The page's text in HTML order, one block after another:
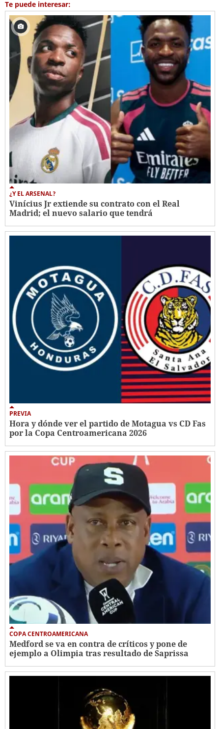
Te puede interesar:
¿Y EL ARSENAL?
Vinícius Jr extiende su contrato con el Real
Madrid; el nuevo salario que tendrá
PREVIA
Hora y dónde ver el partido de Motagua vs CD Fas
por la Copa Centroamericana 2026
COPA CENTROAMERICANA
Medford se va en contra de críticos y pone de
ejemplo a Olimpia tras resultado de Saprissa